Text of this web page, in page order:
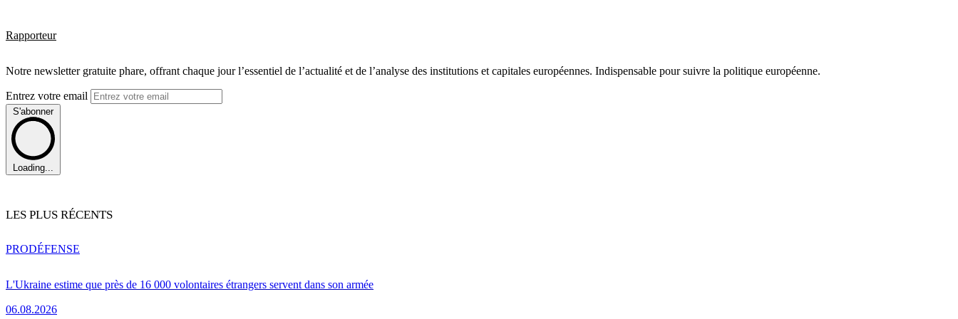
Rapporteur
Notre newsletter gratuite phare, offrant chaque jour l’essentiel de l’actualité et de l’analyse des institutions et capitales européennes. Indispensable pour suivre la politique européenne.
Entrez votre email
S'abonner
Loading...
LES PLUS RÉCENTS
L'Ukraine estime que près de 16 000 volontaires étrangers servent dans son armée
06.08.2026
PRODÉFENSE